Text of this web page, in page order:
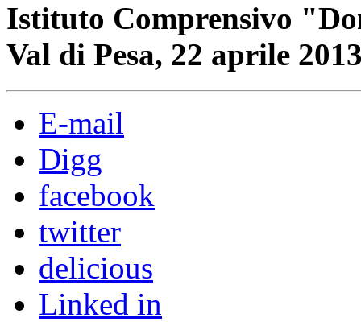
Istituto Comprensivo
Val di Pesa, 22 aprile
E-mail
Digg
facebook
twitter
delicious
Linked in